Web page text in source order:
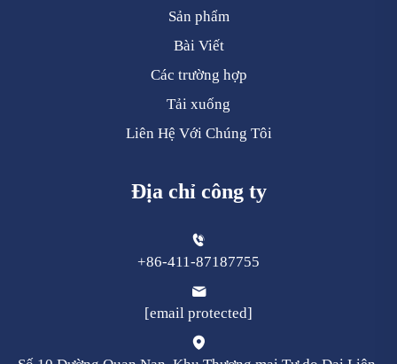
Sản phẩm
Bài Viết
Các trường hợp
Tải xuống
Liên Hệ Với Chúng Tôi
Địa chỉ công ty
+86-411-87187755
[email protected]